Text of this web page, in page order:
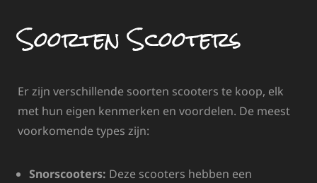
Soorten Scooters
Er zijn verschillende soorten scooters te koop, elk
met hun eigen kenmerken en voordelen. De meest
voorkomende types zijn:
Snorscooters: Deze scooters hebben een